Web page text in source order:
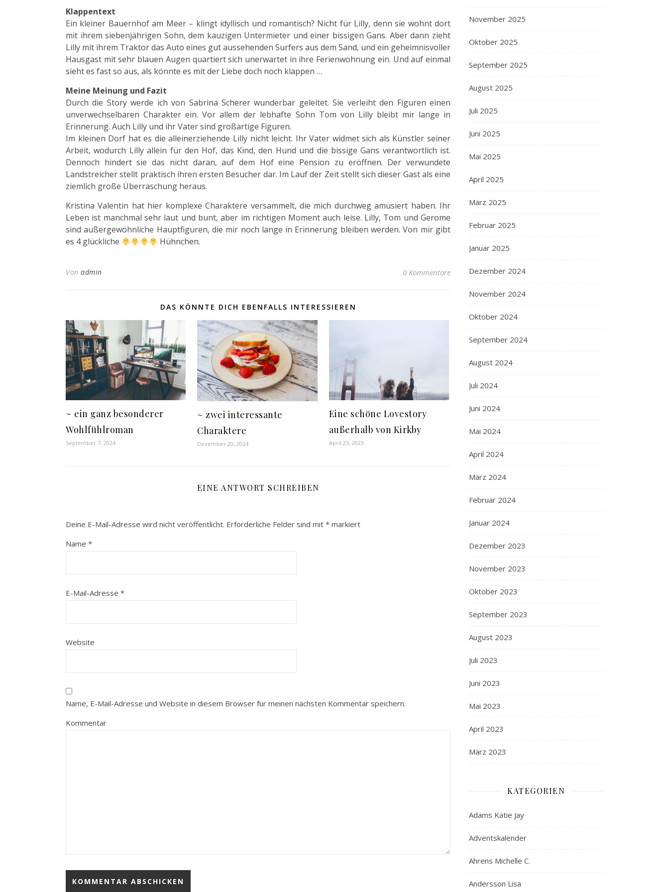
Klappentext
Ein kleiner Bauernhof am Meer – klingt idyllisch und romantisch? Nicht für Lilly, denn sie wohnt dort
mit ihrem siebenjährigen Sohn, dem kauzigen Untermieter und einer bissigen Gans. Aber dann zieht
Lilly mit ihrem Traktor das Auto eines gut aussehenden Surfers aus dem Sand, und ein geheimnisvoller
Hausgast mit sehr blauen Augen quartiert sich unerwartet in ihre Ferienwohnung ein. Und auf einmal
sieht es fast so aus, als könnte es mit der Liebe doch noch klappen …
Meine Meinung und Fazit
Durch die Story werde ich von Sabrina Scherer wunderbar geleitet. Sie verleiht den Figuren einen
unverwechselbaren Charakter ein. Vor allem der lebhafte Sohn Tom von Lilly bleibt mir lange in
Erinnerung. Auch Lilly und ihr Vater sind großartige Figuren.
Im kleinen Dorf hat es die alleinerziehende Lilly nicht leicht. Ihr Vater widmet sich als Künstler seiner
Arbeit, wodurch Lilly allein für den Hof, das Kind, den Hund und die bissige Gans verantwortlich ist.
Dennoch hindert sie das nicht daran, auf dem Hof eine Pension zu eröffnen. Der verwundete
Landstreicher stellt praktisch ihren ersten Besucher dar. Im Lauf der Zeit stellt sich dieser Gast als eine
ziemlich große Überraschung heraus.
Kristina Valentin hat hier komplexe Charaktere versammelt, die mich durchweg amüsiert haben. Ihr
Leben ist manchmal sehr laut und bunt, aber im richtigen Moment auch leise. Lilly, Tom und Gerome
sind außergewöhnliche Hauptfiguren, die mir noch lange in Erinnerung bleiben werden. Von mir gibt
es 4 glückliche
Hühnchen.
Von admin 0 Kommentare
DAS KÖNNTE DICH EBENFALLS INTERESSIEREN
~ ein ganz besonderer
Wohlfühlroman
September 7, 2024
~ zwei interessante
Charaktere
Dezember 20, 2024
Eine schöne Lovestory
außerhalb von Kirkby
April 23, 2023
EINE ANTWORT SCHREIBEN
Deine E-Mail-Adresse wird nicht veröffentlicht. Erforderliche Felder sind mit * markiert
Name *
E-Mail-Adresse *
Website
Name, E-Mail-Adresse und Website in diesem Browser für meinen nächsten Kommentar speichern.
Kommentar
November 2025
Oktober 2025
September 2025
August 2025
Juli 2025
Juni 2025
Mai 2025
April 2025
März 2025
Februar 2025
Januar 2025
Dezember 2024
November 2024
Oktober 2024
September 2024
August 2024
Juli 2024
Juni 2024
Mai 2024
April 2024
März 2024
Februar 2024
Januar 2024
Dezember 2023
November 2023
Oktober 2023
September 2023
August 2023
Juli 2023
Juni 2023
Mai 2023
April 2023
März 2023
KATEGORIEN
Adams Katie Jay
Adventskalender
Ahrens Michelle C.
Andersson Lisa